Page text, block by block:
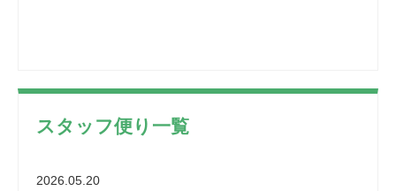
スタッフ便り一覧
2026.05.20